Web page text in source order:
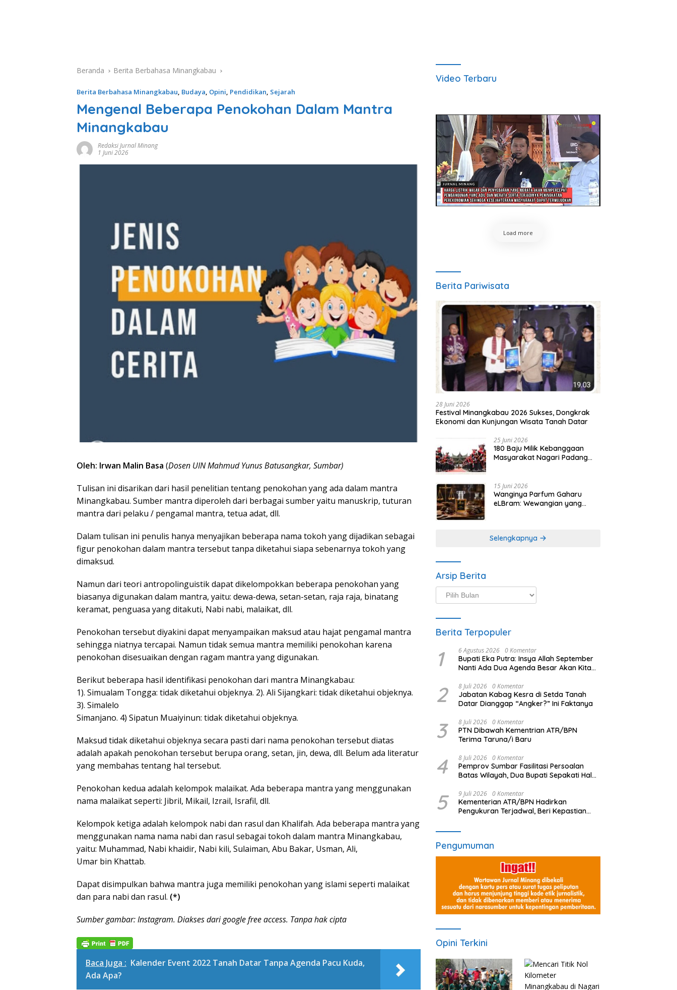
Beranda Berita Berbahasa Minangkabau
Berita Berbahasa Minangkabau, Budaya, Opini, Pendidikan, Sejarah
Mengenal Beberapa Penokohan Dalam Mantra
Minangkabau
Redaksi Jurnal Minang
1 Juni 2026
Oleh: Irwan Malin Basa (Dosen UIN Mahmud Yunus Batusangkar, Sumbar)
Tulisan ini disarikan dari hasil penelitian tentang penokohan yang ada dalam mantra
Minangkabau. Sumber mantra diperoleh dari berbagai sumber yaitu manuskrip, tuturan
mantra dari pelaku / pengamal mantra, tetua adat, dll.
Dalam tulisan ini penulis hanya menyajikan beberapa nama tokoh yang dijadikan sebagai
figur penokohan dalam mantra tersebut tanpa diketahui siapa sebenarnya tokoh yang
dimaksud.
Namun dari teori antropolinguistik dapat dikelompokkan beberapa penokohan yang
biasanya digunakan dalam mantra, yaitu: dewa-dewa, setan-setan, raja raja, binatang
keramat, penguasa yang ditakuti, Nabi nabi, malaikat, dll.
Penokohan tersebut diyakini dapat menyampaikan maksud atau hajat pengamal mantra
sehingga niatnya tercapai. Namun tidak semua mantra memiliki penokohan karena
penokohan disesuaikan dengan ragam mantra yang digunakan.
Berikut beberapa hasil identifikasi penokohan dari mantra Minangkabau:
1). Simualam Tongga: tidak diketahui objeknya. 2). Ali Sijangkari: tidak diketahui objeknya.
3). Simalelo
Simanjano. 4) Sipatun Muaiyinun: tidak diketahui objeknya.
Maksud tidak diketahui objeknya secara pasti dari nama penokohan tersebut diatas
adalah apakah penokohan tersebut berupa orang, setan, jin, dewa, dll. Belum ada literatur
yang membahas tentang hal tersebut.
Penokohan kedua adalah kelompok malaikat. Ada beberapa mantra yang menggunakan
nama malaikat seperti: Jibril, Mikail, Izrail, Israfil, dll.
Kelompok ketiga adalah kelompok nabi dan rasul dan Khalifah. Ada beberapa mantra yang
menggunakan nama nama nabi dan rasul sebagai tokoh dalam mantra Minangkabau,
yaitu: Muhammad, Nabi khaidir, Nabi kili, Sulaiman, Abu Bakar, Usman, Ali,
Umar bin Khattab.
Dapat disimpulkan bahwa mantra juga memiliki penokohan yang islami seperti malaikat
dan para nabi dan rasul. (*)
Sumber gambar: Instagram. Diakses dari google free access. Tanpa hak cipta
Baca Juga : Kalender Event 2022 Tanah Datar Tanpa Agenda Pacu Kuda,
Ada Apa?
Video Terbaru
Load more
Berita Pariwisata
28 Juni 2026
Festival Minangkabau 2026 Sukses, Dongkrak
Ekonomi dan Kunjungan Wisata Tanah Datar
25 Juni 2026
180 Baju Milik Kebanggaan
Masyarakat Nagari Padang
Minangkabau
15 Juni 2026
Wanginya Parfum Gaharu
eLBram: Wewangian yang
Selengkapnya
Arsip Berita
Arsip
Berita
Berita Terpopuler
1 6 Agustus 2026 0 Komentar
Bupati Eka Putra: Insya Allah September
Nanti Ada Dua Agenda Besar Akan Kita
2 8 Juli 2026 0 Komentar
Jabatan Kabag Kesra di Setda Tanah
Datar Dianggap “Angker?” Ini Faktanya
3 8 Juli 2026 0 Komentar
PTN Dibawah Kementrian ATR/BPN
Terima Taruna/i Baru
4 8 Juli 2026 0 Komentar
Pemprov Sumbar Fasilitasi Persoalan
Batas Wilayah, Dua Bupati Sepakati Hal
5 9 Juli 2026 0 Komentar
Kementerian ATR/BPN Hadirkan
Pengukuran Terjadwal, Beri Kepastian
Pengumuman
Opini Terkini